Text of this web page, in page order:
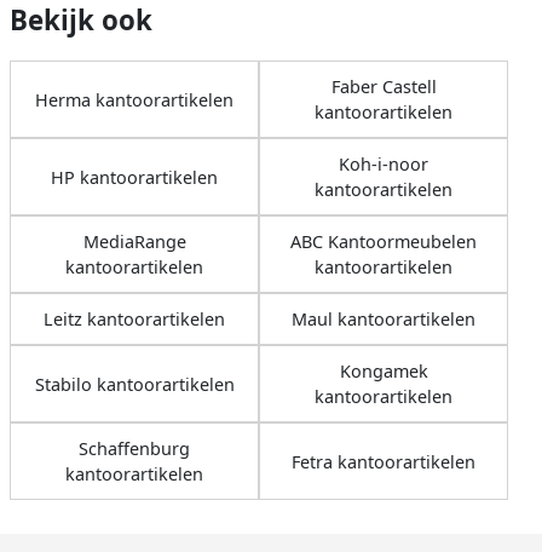
Bekijk ook
Herma kantoorartikelen
Faber Castell
kantoorartikelen
HP kantoorartikelen
Koh-i-noor
kantoorartikelen
MediaRange
kantoorartikelen
ABC Kantoormeubelen
kantoorartikelen
Leitz kantoorartikelen Maul kantoorartikelen
Stabilo kantoorartikelen
Kongamek
kantoorartikelen
Schaffenburg
kantoorartikelen
Fetra kantoorartikelen